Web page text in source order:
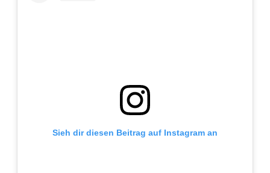
Adventskalender 2017
Adventskalender 2018
Sieh dir diesen Beitrag auf Instagram an